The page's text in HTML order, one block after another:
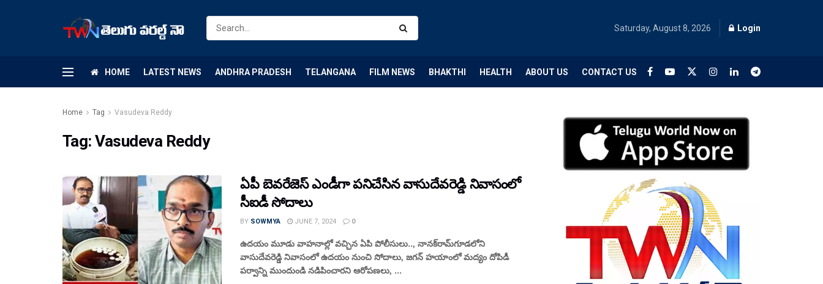
Saturday, August 8, 2026 Login
HOME LATEST NEWS ANDHRA PRADESH TELANGANA FILM NEWS BHAKTHI HEALTH ABOUT US CONTACT US
Home Tag Vasudeva Reddy
Tag:Vasudeva Reddy
ఏపీ బెవరేజెస్‌ ఎండీగా పనిచేసిన వాసుదేవరెడ్డి నివాసంలో
సీఐడీ సోదాలు
BY SOWMYA JUNE 7, 2024 0
ఉదయం మూడు వాహనాల్లో వచ్చిన ఏపి పోలీసులు.., నానక్‌రామ్‌గూడలోని
వాసుదేవరెడ్డి నివాసంలో ఉదయం నుంచి సోదాలు, జగన్‌ హయాంలో మద్యం దోపిడీ
పర్వాన్ని ముందుండి నడిపించారని ఆరోపణలు, ...